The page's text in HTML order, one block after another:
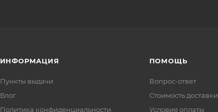
ИНФОРМАЦИЯ
Пункты выдачи
Блог
Политика конфиденциальности
ПОМОЩЬ
Вопрос-ответ
Стоимость доставки
Условия оплаты